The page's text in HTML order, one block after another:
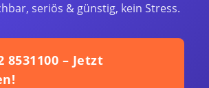
seriös & günstig, kein Stress.
8531100 – Jetzt